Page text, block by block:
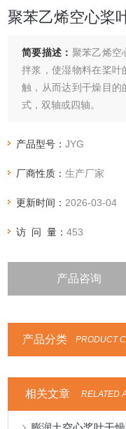
聚苯乙烯空心桨
简要描述： 聚苯乙烯空
拌浆，使湿物料在桨叶
触，从而达到干燥目的
式，双轴或四轴。
产品型号：JYG
厂商性质：生产厂家
更新时间： 2026-03-04
访 问 量：453
产品咨询
产品分类 PRODUCT
相关文章 RELATED